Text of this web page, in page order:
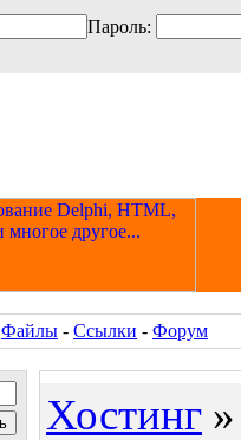
Пароль:
Файлы - Ссылки - Форум
Хостинг